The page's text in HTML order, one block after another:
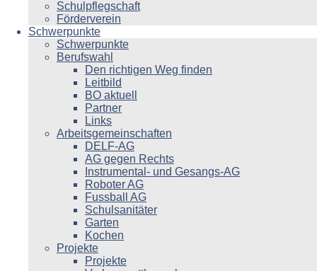
Schulpflegschaft
Förderverein
Schwerpunkte
Schwerpunkte
Berufswahl
Den richtigen Weg finden
Leitbild
BO aktuell
Partner
Links
Arbeitsgemeinschaften
DELF-AG
AG gegen Rechts
Instrumental- und Gesangs-AG
Roboter AG
Fussball AG
Schulsanitäter
Garten
Kochen
Projekte
Projekte